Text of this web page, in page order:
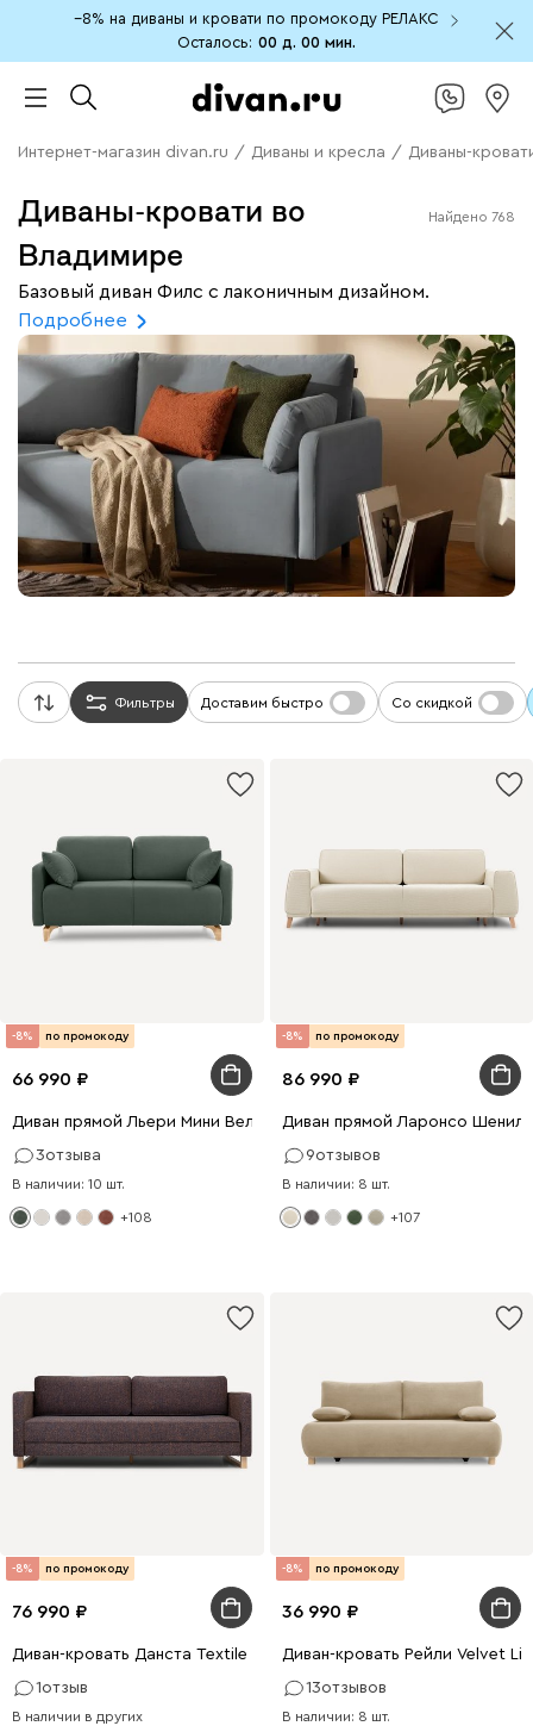
−8% на диваны и кровати по промокоду РЕЛАКС
Осталось: 00 д. 00 мин.
Интернет-магазин divan.ru / Диваны и кресла / Диваны-
Диваны-кровати во
Владимире
Найдено 768
Базовый диван Филс с лаконичным дизайном.
Подробнее
Фильтры Доставим быстро Со скидкой
-8% по промокоду
66 990
Диван прямой Льери Мини Велюр Оливковый
3отзыва
В наличии: 10 шт.
+108
-8% по промокоду
86 990
Диван прямой Ларонсо
9отзывов
В наличии: 8 шт.
+107
-8% по промокоду
76 990
Диван-кровать Данста Textile Night
1отзыв
В наличии в других
-8% по промокоду
36 990
Диван-кровать Рейли Velvet
13отзывов
В наличии: 8 шт.